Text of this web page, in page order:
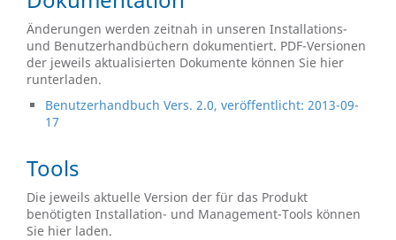
Änderungen werden zeitnah in unseren Installations-
und Benutzerhandbüchern dokumentiert. PDF-Versionen
der jeweils aktualisierten Dokumente können Sie hier
runterladen.
Benutzerhandbuch Vers. 2.0, veröffentlicht: 2013-09-
17
Tools
Die jeweils aktuelle Version der für das Produkt
benötigten Installation- und Management-Tools können
Sie hier laden.